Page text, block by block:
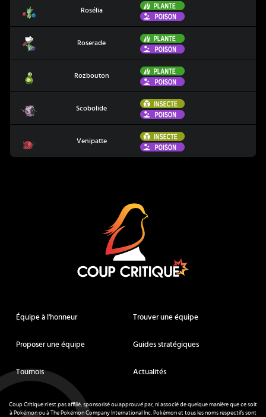
Rosélia
Plante
Poison
Roserade
Plante
Poison
Rozbouton
Plante
Poison
Scobolide
Insecte
Poison
Venipatte
Insecte
Poison
Équipe à l'honneur Trouver une équipe
Proposer une équipe Guides stratégiques
Tournois Actualités
Coup Critique n'est pas affilié, sponsorisé ou approuvé par, ni associé de quelque manière que ce soit
à Pokémon ou à The Pokémon Company International Inc. Pokémon et tous les noms respectifs sont